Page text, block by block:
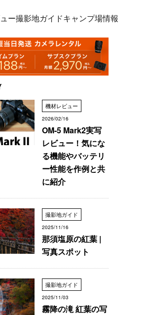
ー撮影地ガイドキャンプ場情報
機材レビュー
2026/02/16
OM-5 Mark2実写
レビュー！気にな
る機能やバッテリ
ー性能を作例と共
に紹介
撮影地ガイド
2025/11/16
那須塩原の紅葉 |
写真スポット
撮影地ガイド
2025/11/03
霧降の滝 紅葉の写